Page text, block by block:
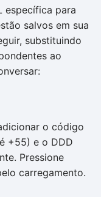
específica para
salvos em sua
substituindo
ao
o código
+55) e o DDD
Pressione
carregamento.